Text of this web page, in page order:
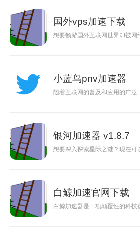
国外vps加速下载
想要畅游国外互联网世界却被网
小蓝鸟pnv加速器
随着互联网的普及和应用的广
银河加速器 v1.8.7
想要深入探索星际之谜？现在可
白鲸加速官网下载
白鲸加速器是一项颠覆性的科